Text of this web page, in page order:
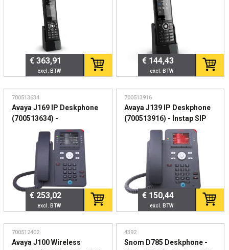
industriële omgevingen
€ 363,91
handset voor zakelijk
€ 144,43
700513634
Avaya J169 IP Deskphone
(700513634) -
Professionele SIP
bureautelefoon met
kleurendisplay
€ 253,02
700513916
Avaya J139 IP Deskphone
(700513916) - Instap SIP
bureautelefoon voor
zakelijke VoIP
€ 150,44
700512402
Avaya J100 Wireless
4392
Snom D785 Deskphone -